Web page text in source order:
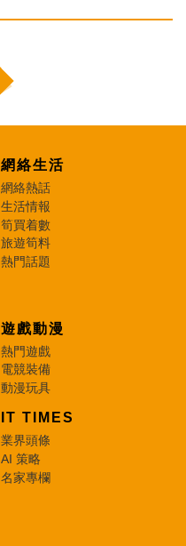
網絡生活
網絡熱話
生活情報
筍買着數
旅遊筍料
熱門話題
遊戲動漫
熱門遊戲
電競裝備
動漫玩具
IT TIMES
業界頭條
AI 策略
名家專欄